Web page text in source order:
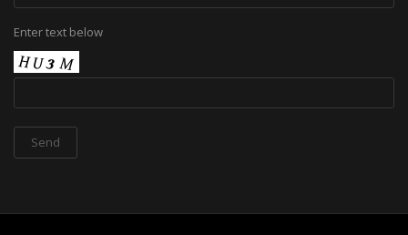
Enter text below